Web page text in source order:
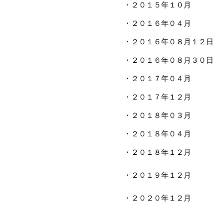
・２０１５年１０月
・２０１６年０４月
・２０１６年０８月１２日
・２０１６年０８月３０日
・２０１７年０４月
・２０１７年１２月
・２０１８年０３月
・２０１８年０４月
・２０１８年１２月
・２０１９年１２月
・２０２０年１２月